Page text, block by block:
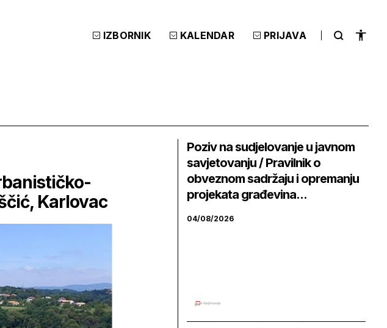
IZBORNIK KALENDAR PRIJAVA
Karlovac
Poziv na sudjelovanje u javnom
savjetovanju / Pravilnik o
obveznom sadržaju i opremanju
projekata građevina...
04/08/2026